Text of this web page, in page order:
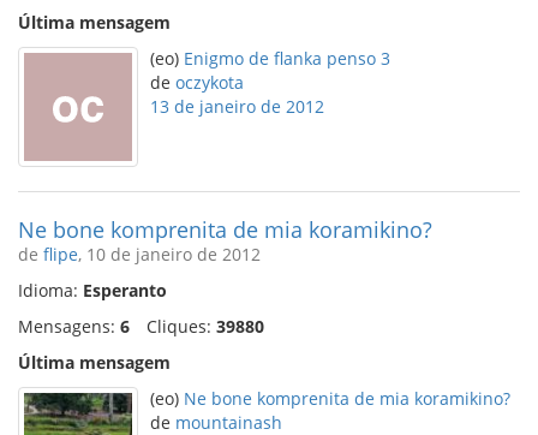
Última mensagem
(eo) Enigmo de flanka penso 3
de oczykota
13 de janeiro de 2012
Ne bone komprenita de mia koramikino?
de flipe, 10 de janeiro de 2012
Idioma: Esperanto
Mensagens: 6 Cliques: 39880
Última mensagem
(eo) Ne bone komprenita de mia koramikino?
de mountainash